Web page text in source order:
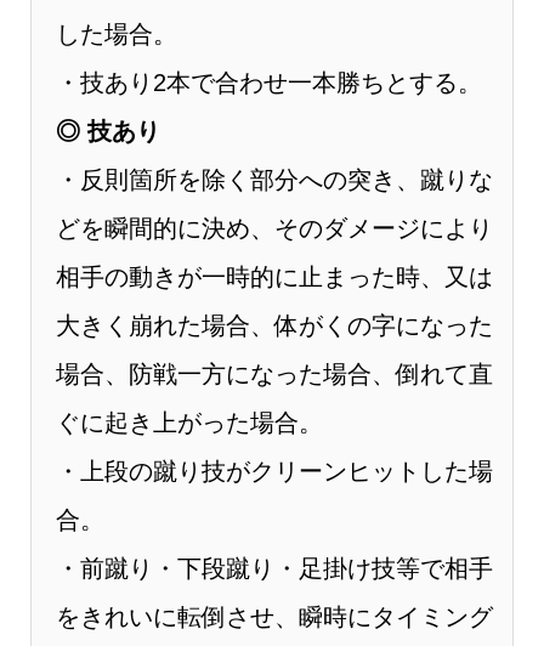
した場合。
・技あり2本で合わせ一本勝ちとする。
◎ 技あり
・反則箇所を除く部分への突き、蹴りな
どを瞬間的に決め、そのダメージにより
相手の動きが一時的に止まった時、又は
大きく崩れた場合、体がくの字になった
場合、防戦一方になった場合、倒れて直
ぐに起き上がった場合。
・上段の蹴り技がクリーンヒットした場
合。
・前蹴り・下段蹴り・足掛け技等で相手
をきれいに転倒させ、瞬時にタイミング